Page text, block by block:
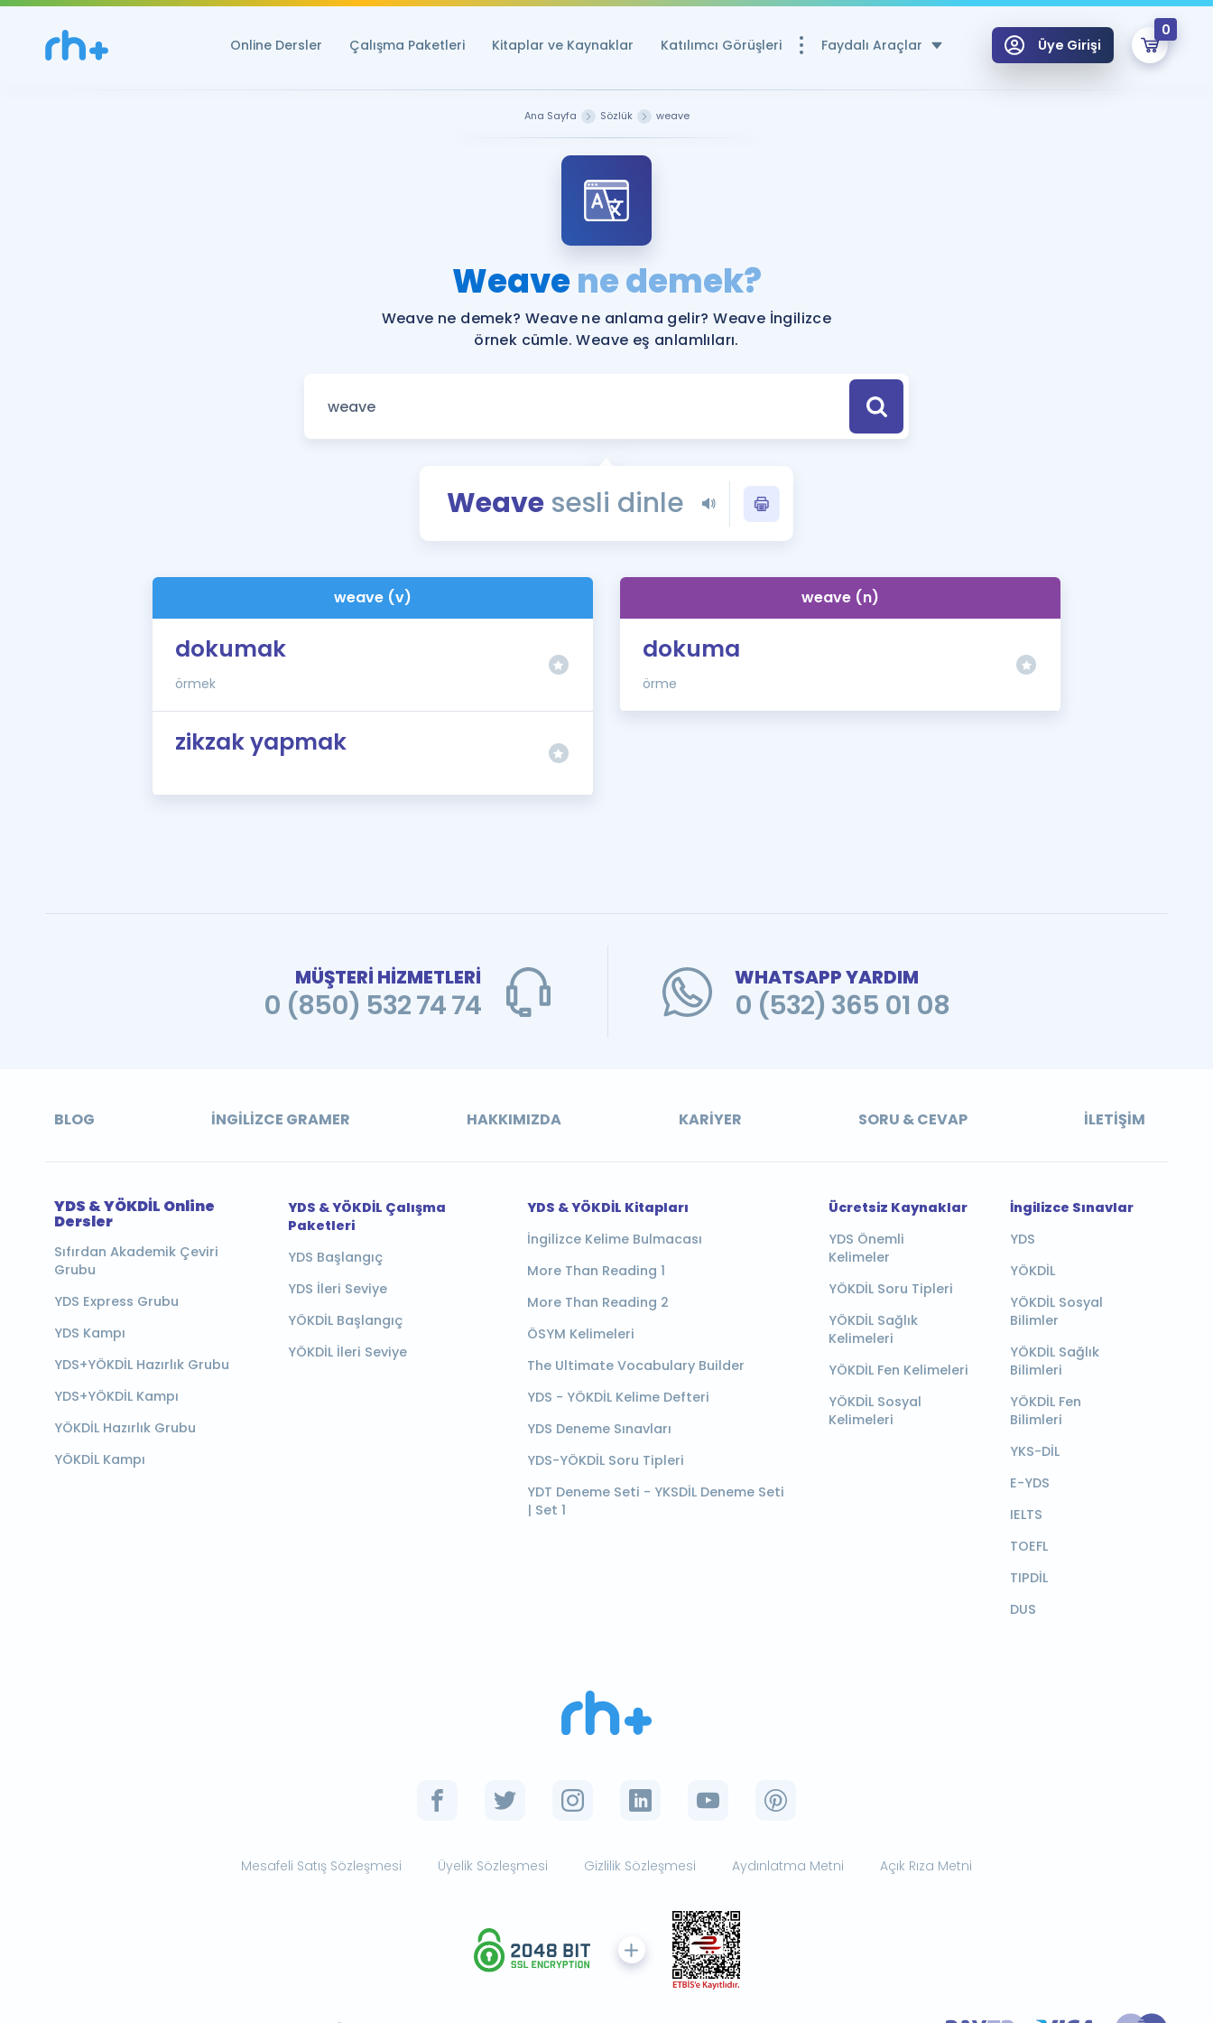
Online Dersler Çalışma Paketleri Kitaplar ve Kaynaklar Katılımcı Görüşleri Faydalı Araçlar
YDS ve YÖKDİL Puan Hesaplama Aracı
Rehberlik Aracı
YDS ve YÖKDİL'e Hazırlananlar için Öneriler
Tüm ÖSYM Sınavları Tek Takvimde
YDS - YÖKDİL Tüm Sınavlarla İlgili Haberler
İngilizce Gramer
Üye Girişi
0
Ana Sayfa Sözlük weave
Weavene demek?
Weave ne demek? Weave ne anlama gelir? Weave İngilizce
örnek cümle. Weave eş anlamlıları.
Weavesesli dinle
weave (v)
dokumak
örmek
zikzak yapmak
weave (n)
dokuma
örme
MÜŞTERİ HİZMETLERİ
0 (850) 532 74 74
WHATSAPP YARDIM
0 (532) 365 01 08
BLOG İNGILIZCE GRAMER HAKKIMIZDA KARIYER SORU & CEVAP İLETIŞIM
YDS & YÖKDİL Online
Dersler
Sıfırdan Akademik Çeviri
Grubu
YDS Express Grubu
YDS Kampı
YDS+YÖKDİL Hazırlık Grubu
YDS+YÖKDİL Kampı
YÖKDİL Hazırlık Grubu
YÖKDİL Kampı
YDS & YÖKDİL Çalışma
Paketleri
YDS Başlangıç
YDS İleri Seviye
YÖKDİL Başlangıç
YÖKDİL İleri Seviye
YDS & YÖKDİL Kitapları
İngilizce Kelime Bulmacası
More Than Reading 1
More Than Reading 2
ÖSYM Kelimeleri
The Ultimate Vocabulary Builder
YDS - YÖKDİL Kelime Defteri
YDS Deneme Sınavları
YDS-YÖKDİL Soru Tipleri
YDT Deneme Seti - YKSDİL Deneme Seti
| Set 1
Ücretsiz Kaynaklar
YDS Önemli
Kelimeler
YÖKDİL Soru Tipleri
YÖKDİL Sağlık
Kelimeleri
YÖKDİL Fen Kelimeleri
YÖKDİL Sosyal
Kelimeleri
İngilizce Sınavlar
YDS
YÖKDİL
YÖKDİL Sosyal
Bilimler
YÖKDİL Sağlık
Bilimleri
YÖKDİL Fen
Bilimleri
YKS-DİL
E-YDS
IELTS
TOEFL
TIPDİL
DUS
Mesafeli Satış Sözleşmesi Üyelik Sözleşmesi Gizlilik Sözleşmesi Aydınlatma Metni Açık Rıza Metni